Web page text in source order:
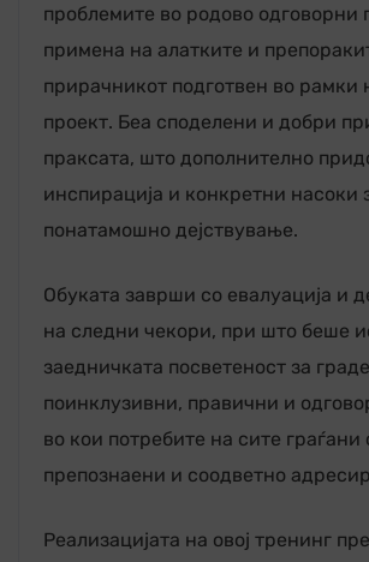
проблемите во родово одговорни
примена на алатките и
прирачникот подготвен во рамки
проект. Беа споделени и добри
праксата, што дополнително
инспирација и конкретни насоки
понатамошно дејствување.
Обуката заврши со евалуација и
на следни чекори, при што беше
заедничката посветеност за
поинклузивни, правични и
во кои потребите на сите граѓани
препознаени и соодветно
Реализацијата на овој тренинг